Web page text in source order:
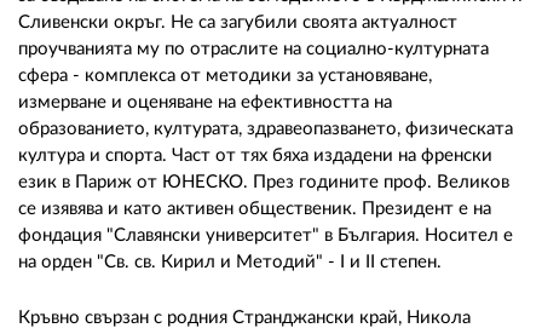
Сливенски окръг. Не са загубили своята актуалност
проучванията му по отраслите на социално-културната
сфера - комплекса от методики за установяване,
измерване и оценяване на ефективността на
образованието, културата, здравеопазването, физическата
култура и спорта. Част от тях бяха издадени на френски
език в Париж от ЮНЕСКО. През годините проф. Великов
се изявява и като активен общественик. Президент е на
фондация "Славянски университет" в България. Носител е
на орден "Св. св. Кирил и Методий" - I и II степен.
Кръвно свързан с родния Странджански край, Никола